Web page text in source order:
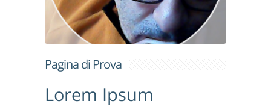
Pagina di Prova
Lorem Ipsum